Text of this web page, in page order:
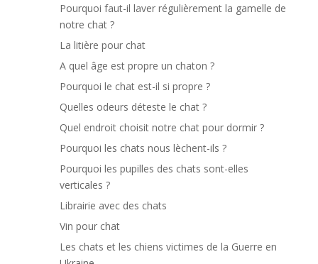
Pourquoi faut-il laver régulièrement la gamelle de
notre chat ?
La litière pour chat
A quel âge est propre un chaton ?
Pourquoi le chat est-il si propre ?
Quelles odeurs déteste le chat ?
Quel endroit choisit notre chat pour dormir ?
Pourquoi les chats nous lèchent-ils ?
Pourquoi les pupilles des chats sont-elles
verticales ?
Librairie avec des chats
Vin pour chat
Les chats et les chiens victimes de la Guerre en